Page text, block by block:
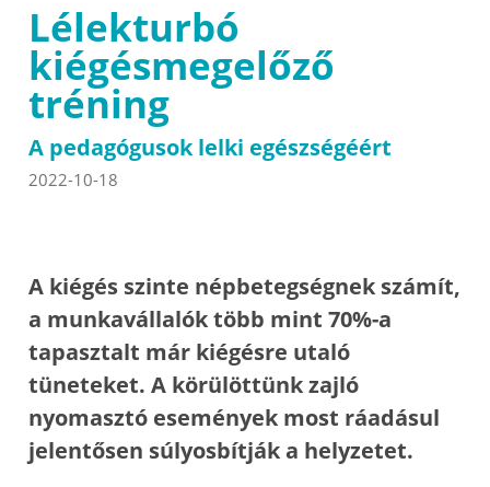
Lélekturbó
kiégésmegelőző
tréning
A pedagógusok lelki egészségéért
2022-10-18
A kiégés szinte népbetegségnek számít,
a munkavállalók több mint 70%-a
tapasztalt már kiégésre utaló
tüneteket. A körülöttünk zajló
nyomasztó események most ráadásul
jelentősen súlyosbítják a helyzetet.